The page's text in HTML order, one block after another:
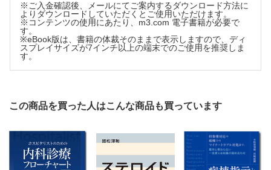
第107回 尿路結石とジェットコースター［中尾篤典］
新連載 日常診療でこんなに役立つ！ 漢方薬の使い方 漢方専
門医が本音で教えます
第1回 便秘・術後のイレウス予防［吉野鉄大］
第235回 たかが便秘，とんでも便秘 Part1 ～便秘の落とし
第263回 「俺，ヤバい！」［中島 伸］
※ご入金確認後、メールにてご案内するダウンロード方法に
よりダウンロードしていただくとご使用いただけます。
※コンテンツの使用にあたり、m3.com 電子書籍が必要で
す。
※eBook版は、書籍の体裁そのままで表示しますので、ディ
スプレイサイズが7インチ以上の端末でのご使用を推奨しま
す。
この商品を買った人はこんな商品も買っています